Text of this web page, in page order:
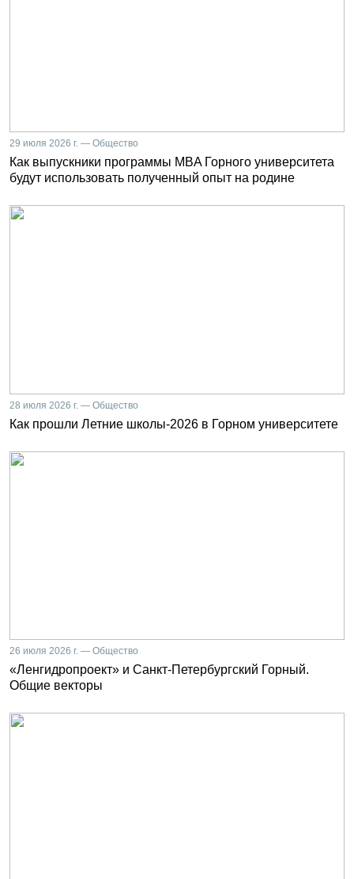
29 июля 2026 г. — Общество
Как выпускники программы MBA Горного университета
будут использовать полученный опыт на родине
28 июля 2026 г. — Общество
Как прошли Летние школы-2026 в Горном университете
26 июля 2026 г. — Общество
«Ленгидропроект» и Санкт-Петербургский Горный.
Общие векторы